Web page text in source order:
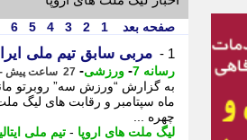
صفحه بعد 1
2
3
4
5
6
1 - مربی سابق تیم ملی
رسانه 7 - ورزشی- 27 ساعت پیش - جمعه 16 مرداد 1405، 13:40
به گزارش “ورزش سه” روبرتو
ماه سپتامبر و رقابت های لیگ
چهره ...
لیگ ملت های اروپا - تیم ملی